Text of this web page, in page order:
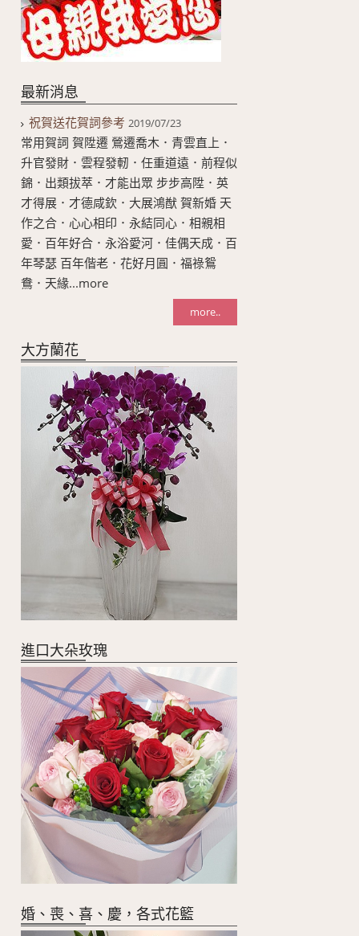
最新消息
祝賀送花賀詞參考 2019/07/23
常用賀詞 賀陞遷 鶯遷喬木．青雲直上．
升官發財．雲程發軔．任重道遠．前程似
錦．出類拔萃．才能出眾 步步高陞．英
才得展．才德咸欽．大展鴻猷 賀新婚 天
作之合．心心相印．永結同心．相親相
愛．百年好合．永浴愛河．佳偶天成．百
年琴瑟 百年偕老．花好月圓．福祿鴛
鴦．天緣...more
more..
大方蘭花
進口大朵玫瑰
婚、喪、喜、慶，各式花籃